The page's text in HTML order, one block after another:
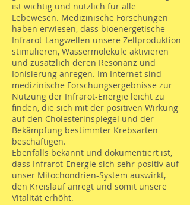
ist wichtig und nützlich für alle
Lebewesen. Medizinische Forschungen
haben erwiesen, dass bioenergetische
Infrarot-Langwellen unsere Zellproduktion
stimulieren, Wassermoleküle aktivieren
und zusätzlich deren Resonanz und
Ionisierung anregen. Im Internet sind
medizinische Forschungsergebnisse zur
Nutzung der Infrarot-Energie leicht zu
finden, die sich mit der positiven Wirkung
auf den Cholesterinspiegel und der
Bekämpfung bestimmter Krebsarten
beschäftigen.
Ebenfalls bekannt und dokumentiert ist,
dass Infrarot-Energie sich sehr positiv auf
unser Mitochondrien-System auswirkt,
den Kreislauf anregt und somit unsere
Vitalität erhöht.